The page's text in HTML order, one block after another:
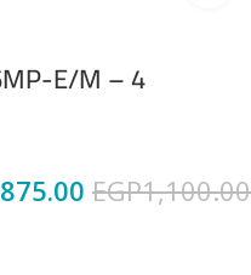
EGP1,100.00
875.00